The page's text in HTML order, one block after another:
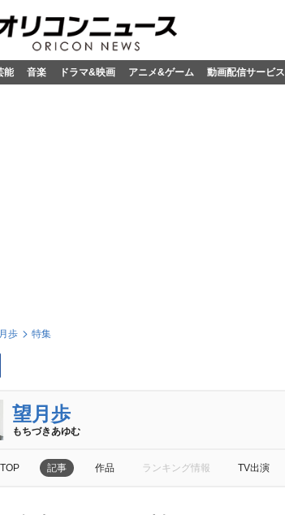
能 音楽 ドラマ&映画 アニメ&ゲーム 動画配信サービス
歩 特集
望月歩
もちづきあゆむ
記事 作品 ランキング情報 TV出演